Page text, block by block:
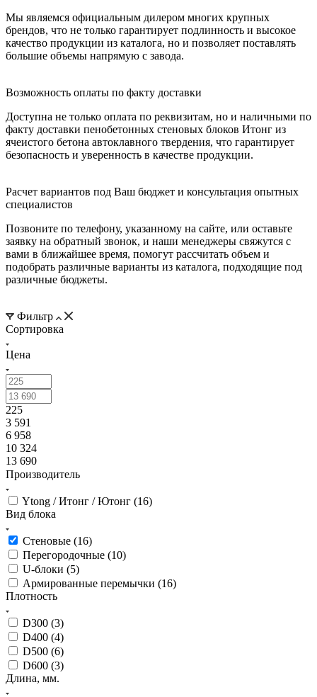
Мы являемся официальным дилером многих крупных
брендов, что не только гарантирует подлинность и высокое
качество продукции из каталога, но и позволяет поставлять
большие объемы напрямую с завода.
Возможность оплаты по факту доставки
Доступна не только оплата по реквизитам, но и наличными по
факту доставки пенобетонных стеновых блоков Итонг из
ячеистого бетона автоклавного твердения, что гарантирует
безопасность и уверенность в качестве продукции.
Расчет вариантов под Ваш бюджет и консультация опытных
специалистов
Позвоните по телефону, указанному на сайте, или оставьте
заявку на обратный звонок, и наши менеджеры свяжутся с
вами в ближайшее время, помогут рассчитать объем и
подобрать различные варианты из каталога, подходящие под
различные бюджеты.
Фильтр
Сортировка
Цена
225
3 591
6 958
10 324
13 690
Производитель
Ytong / Итонг / Ютонг (16)
Вид блока
Стеновые (16)
Перегородочные (10)
U-блоки (5)
Армированные перемычки (16)
Плотность
D300 (3)
D400 (4)
D500 (6)
D600 (3)
Длина, мм.